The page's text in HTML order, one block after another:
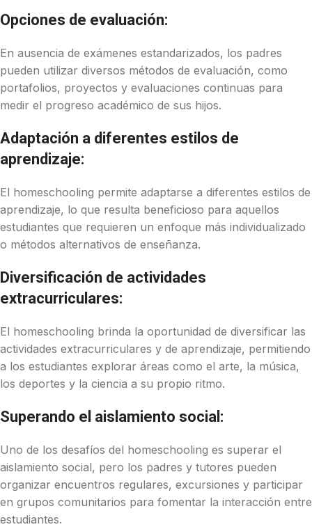
Opciones de evaluación:
En ausencia de exámenes estandarizados, los padres
pueden utilizar diversos métodos de evaluación, como
portafolios, proyectos y evaluaciones continuas para
medir el progreso académico de sus hijos.
Adaptación a diferentes estilos de
aprendizaje:
El homeschooling permite adaptarse a diferentes estilos de
aprendizaje, lo que resulta beneficioso para aquellos
estudiantes que requieren un enfoque más individualizado
o métodos alternativos de enseñanza.
Diversificación de actividades
extracurriculares:
El homeschooling brinda la oportunidad de diversificar las
actividades extracurriculares y de aprendizaje, permitiendo
a los estudiantes explorar áreas como el arte, la música,
los deportes y la ciencia a su propio ritmo.
Superando el aislamiento social:
Uno de los desafíos del homeschooling es superar el
aislamiento social, pero los padres y tutores pueden
organizar encuentros regulares, excursiones y participar
en grupos comunitarios para fomentar la interacción entre
estudiantes.